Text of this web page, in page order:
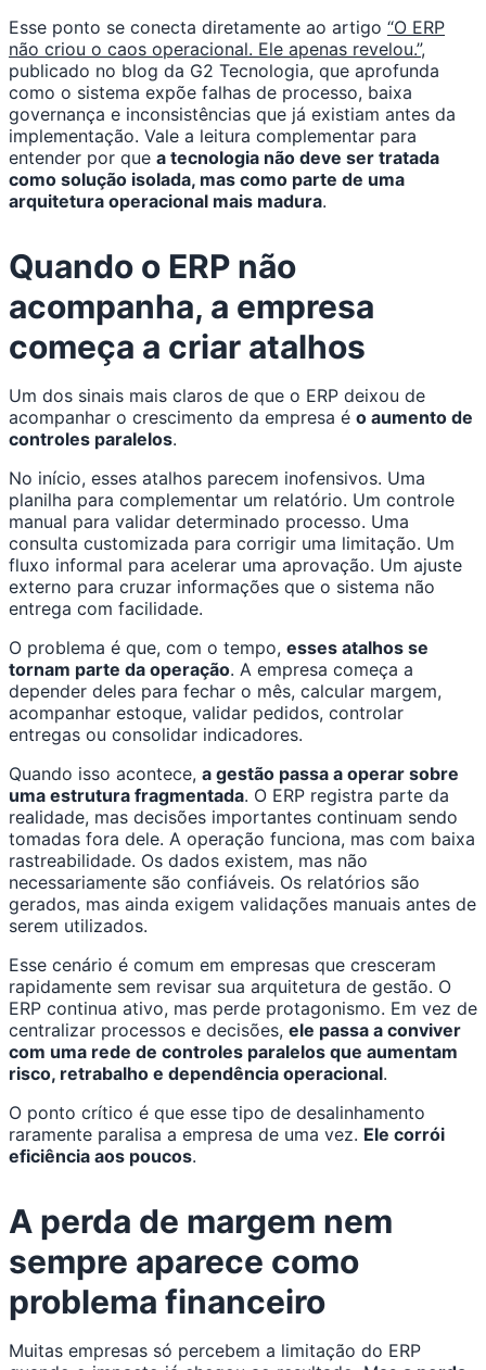
Esse ponto se conecta diretamente ao artigo “O ERP
não criou o caos operacional. Ele apenas revelou.”,
publicado no blog da G2 Tecnologia, que aprofunda
como o sistema expõe falhas de processo, baixa
governança e inconsistências que já existiam antes da
implementação. Vale a leitura complementar para
entender por que a tecnologia não deve ser tratada
como solução isolada, mas como parte de uma
arquitetura operacional mais madura.
Quando o ERP não
acompanha, a empresa
começa a criar atalhos
Um dos sinais mais claros de que o ERP deixou de
acompanhar o crescimento da empresa é o aumento de
controles paralelos.
No início, esses atalhos parecem inofensivos. Uma
planilha para complementar um relatório. Um controle
manual para validar determinado processo. Uma
consulta customizada para corrigir uma limitação. Um
fluxo informal para acelerar uma aprovação. Um ajuste
externo para cruzar informações que o sistema não
entrega com facilidade.
O problema é que, com o tempo, esses atalhos se
tornam parte da operação. A empresa começa a
depender deles para fechar o mês, calcular margem,
acompanhar estoque, validar pedidos, controlar
entregas ou consolidar indicadores.
Quando isso acontece, a gestão passa a operar sobre
uma estrutura fragmentada. O ERP registra parte da
realidade, mas decisões importantes continuam sendo
tomadas fora dele. A operação funciona, mas com baixa
rastreabilidade. Os dados existem, mas não
necessariamente são confiáveis. Os relatórios são
gerados, mas ainda exigem validações manuais antes de
serem utilizados.
Esse cenário é comum em empresas que cresceram
rapidamente sem revisar sua arquitetura de gestão. O
ERP continua ativo, mas perde protagonismo. Em vez de
centralizar processos e decisões, ele passa a conviver
com uma rede de controles paralelos que aumentam
risco, retrabalho e dependência operacional.
O ponto crítico é que esse tipo de desalinhamento
raramente paralisa a empresa de uma vez. Ele corrói
eficiência aos poucos.
A perda de margem nem
sempre aparece como
problema financeiro
Muitas empresas só percebem a limitação do ERP